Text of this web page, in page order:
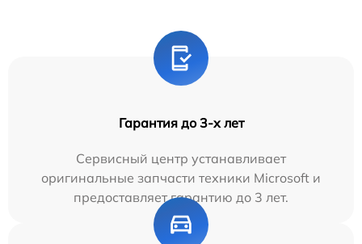
Гарантия до 3-х лет
Сервисный центр устанавливает
оригинальные запчасти техники Microsoft и
предоставляет гарантию до 3 лет.